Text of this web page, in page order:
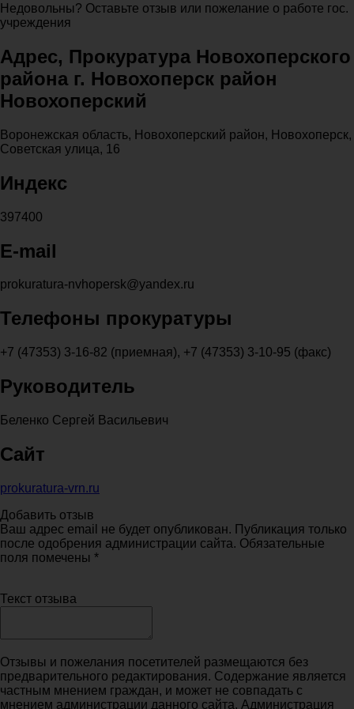
Недовольны? Оставьте отзыв или пожелание о работе гос.
учреждения
Адрес, Прокуратура Новохоперского
района г. Новохоперск район
Новохоперский
Воронежская область, Новохоперский район, Новохоперск,
Советская улица, 16
Индекс
397400
E-mail
prokuratura-nvhopersk@yandex.ru
Телефоны прокуратуры
+7 (47353) 3-16-82 (приемная), +7 (47353) 3-10-95 (факс)
Руководитель
Беленко Сергей Васильевич
Сайт
prokuratura-vrn.ru
Добавить отзыв
Ваш адрес email не будет опубликован. Публикация только
после одобрения администрации сайта. Обязательные
поля помечены *
Текст отзыва
Отзывы и пожелания посетителей размещаются без
предварительного редактирования. Содержание является
частным мнением граждан, и может не совпадать с
мнением администрации данного сайта. Администрация